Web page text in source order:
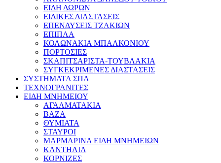
ΕΙΔΗ ΔΩΡΩΝ
ΕΙΔΙΚΕΣ ΔΙΑΣΤΑΣΕΙΣ
ΕΠΕΝΔΥΣΕΙΣ ΤΖΑΚΙΩΝ
ΕΠΙΠΛΑ
ΚΟΛΩΝΑΚΙΑ ΜΠΑΛΚΟΝΙΟΥ
ΠΟΡΤΟΣΙΕΣ
ΣΚΑΠΙΤΣΑΡΙΣΤΑ-ΤΟΥΒΛΑΚΙΑ
ΣΥΓΚΕΚΡΙΜΕΝΕΣ ΔΙΑΣΤΑΣΕΙΣ
ΣΥΣΤΗΜΑΤΑ ΣΠΑ
ΤΕΧΝΟΓΡΑΝΙΤΕΣ
ΕΙΔΗ ΜΝΗΜΕΙΟΥ
ΑΓΑΛΜΑΤΑΚΙΑ
ΒΑΖΑ
ΘΥΜΙΑΤΑ
ΣΤΑΥΡΟΙ
ΜΑΡΜΑΡΙΝΑ ΕΙΔΗ ΜΝΗΜΕΙΩΝ
ΚΑΝΤΗΛΙΑ
ΚΟΡΝΙΖΕΣ